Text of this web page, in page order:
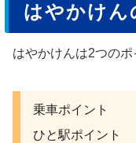
はやかけん
はやかけんは2つの
乗車ポイント
ひと駅ポイント